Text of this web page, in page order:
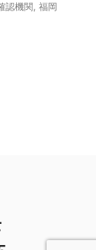
認機関, 福岡